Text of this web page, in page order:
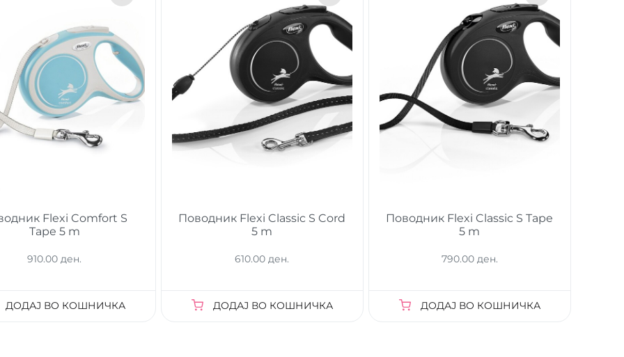
Flexi Comfort S
Tape 5 m
910.00 ден.
ДОДАЈ ВО КОШНИЧКА
Поводник Flexi Classic S Cord
5 m
610.00 ден.
ДОДАЈ ВО КОШНИЧКА
Поводник Flexi Classic S Tape
5 m
790.00 ден.
ДОДАЈ ВО КОШНИЧКА